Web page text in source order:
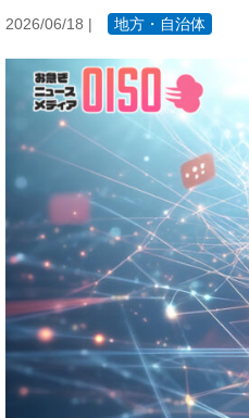
2026/06/18 | 地方・自治体